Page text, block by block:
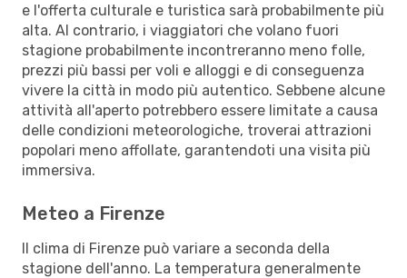
e l'offerta culturale e turistica sarà probabilmente più
alta. Al contrario, i viaggiatori che volano fuori
stagione probabilmente incontreranno meno folle,
prezzi più bassi per voli e alloggi e di conseguenza
vivere la città in modo più autentico. Sebbene alcune
attività all'aperto potrebbero essere limitate a causa
delle condizioni meteorologiche, troverai attrazioni
popolari meno affollate, garantendoti una visita più
immersiva.
Meteo a Firenze
Il clima di Firenze può variare a seconda della
stagione dell'anno. La temperatura generalmente